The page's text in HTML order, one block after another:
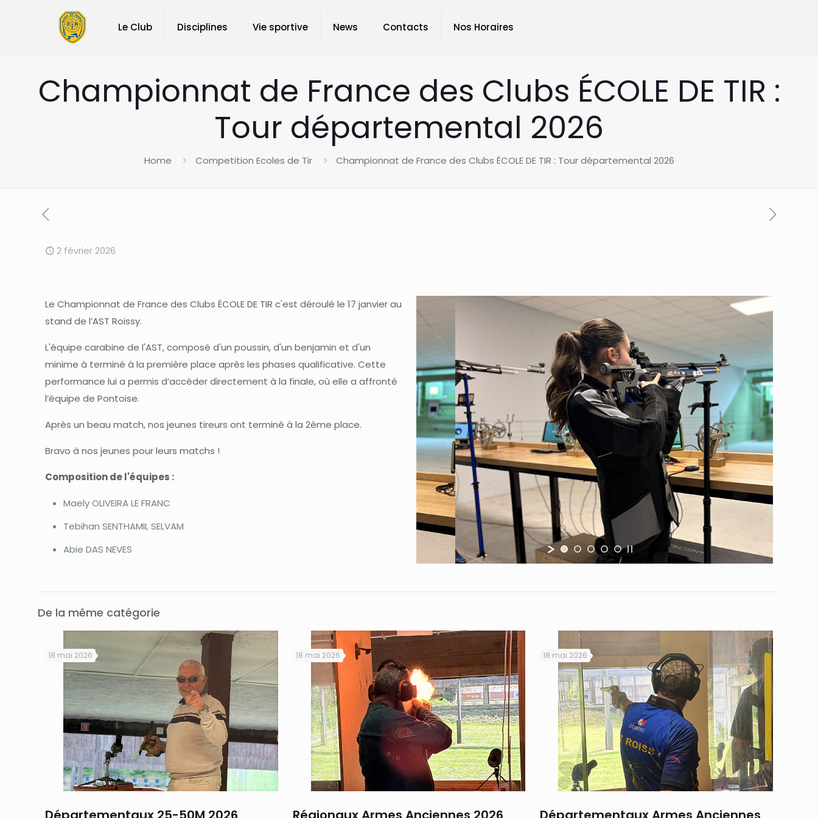
Le Club Disciplines Vie sportive News Contacts Nos Horaires
Championnat de France des Clubs ÉCOLE DE TIR :
Tour départemental 2026
Home Competition Ecoles de Tir Championnat de France des Clubs ÉCOLE DE TIR : Tour départemental 2026
2 février 2026
Le Championnat de France des Clubs ÉCOLE DE TIR c'est déroulé le 17 janvier au
stand de l’AST Roissy.
L'équipe carabine de l'AST, composé d'un poussin, d'un benjamin et d'un
minime à terminé à la première place après les phases qualificative. Cette
performance lui a permis d’accéder directement à la finale, où elle a affronté
l’équipe de Pontoise.
Après un beau match, nos jeunes tireurs ont terminé à la 2ème place.
Bravo à nos jeunes pour leurs matchs !
Composition de l'équipes :
Maely OLIVEIRA LE FRANC
Tebihan SENTHAMIL SELVAM
Abie DAS NEVES
De la même catégorie
18 mai 2026 18 mai 2026 18 mai 2026